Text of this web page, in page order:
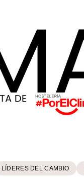
LÍDERES DEL CAMBIO